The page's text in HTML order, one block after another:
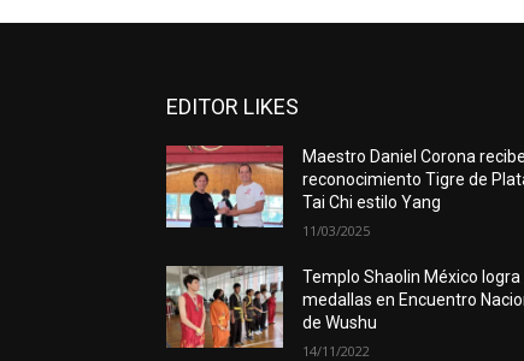
EDITOR LIKES
Maestro Daniel Corona
reconocimiento Tigre de
Tai Chi estilo Yang
11/03/2025
Templo Shaolin México logra
medallas en Encuentro
de Wushu
14/11/2022